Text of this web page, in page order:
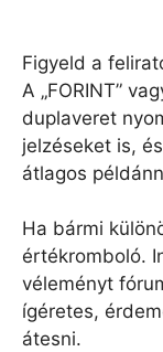
Figyeld a
A „FORINT”
duplaveret
jelzéseket is,
átlagos
Ha bármi
értékromboló.
véleményt
ígéretes,
átesni.